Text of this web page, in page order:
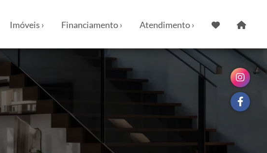
Imóveis › Financiamento › Atendimento ›